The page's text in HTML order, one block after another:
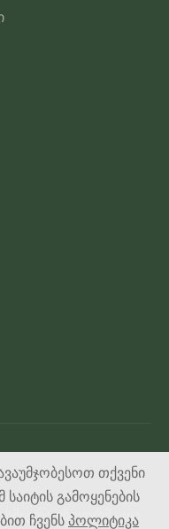
ინფორმაცია
თქვენი
გამოყენების
ჩვენს პოლიტიკა